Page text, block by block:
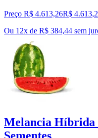
Preço R$ 4.613,26R$ 4.613,
Ou 12x de R$ 384,44 sem
Melancia Híbrida